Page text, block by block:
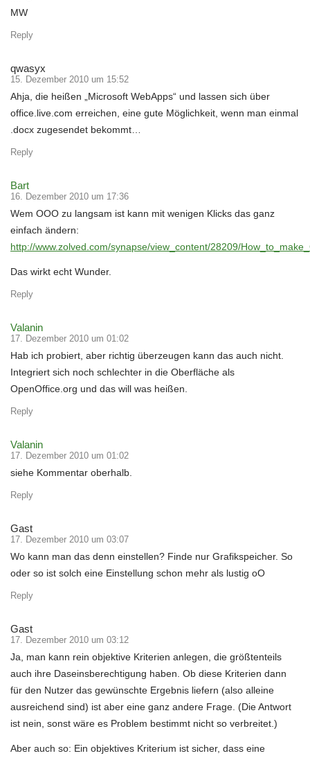
MW
Reply
qwasyx
15. Dezember 2010 um 15:52
Ahja, die heißen „Microsoft WebApps“ und lassen sich über
office.live.com erreichen, eine gute Möglichkeit, wenn man einmal
.docx zugesendet bekommt…
Reply
Bart
16. Dezember 2010 um 17:36
Wem OOO zu langsam ist kann mit wenigen Klicks das ganz
einfach ändern:
http://www.zolved.com/synapse/view_content/28209/
Das wirkt echt Wunder.
Reply
Valanin
17. Dezember 2010 um 01:02
Hab ich probiert, aber richtig überzeugen kann das auch nicht.
Integriert sich noch schlechter in die Oberfläche als
OpenOffice.org und das will was heißen.
Reply
Valanin
17. Dezember 2010 um 01:02
siehe Kommentar oberhalb.
Reply
Gast
17. Dezember 2010 um 03:07
Wo kann man das denn einstellen? Finde nur Grafikspeicher. So
oder so ist solch eine Einstellung schon mehr als lustig oO
Reply
Gast
17. Dezember 2010 um 03:12
Ja, man kann rein objektive Kriterien anlegen, die größtenteils
auch ihre Daseinsberechtigung haben. Ob diese Kriterien dann
für den Nutzer das gewünschte Ergebnis liefern (also alleine
ausreichend sind) ist aber eine ganz andere Frage. (Die Antwort
ist nein, sonst wäre es Problem bestimmt nicht so verbreitet.)
Aber auch so: Ein objektives Kriterium ist sicher, dass eine